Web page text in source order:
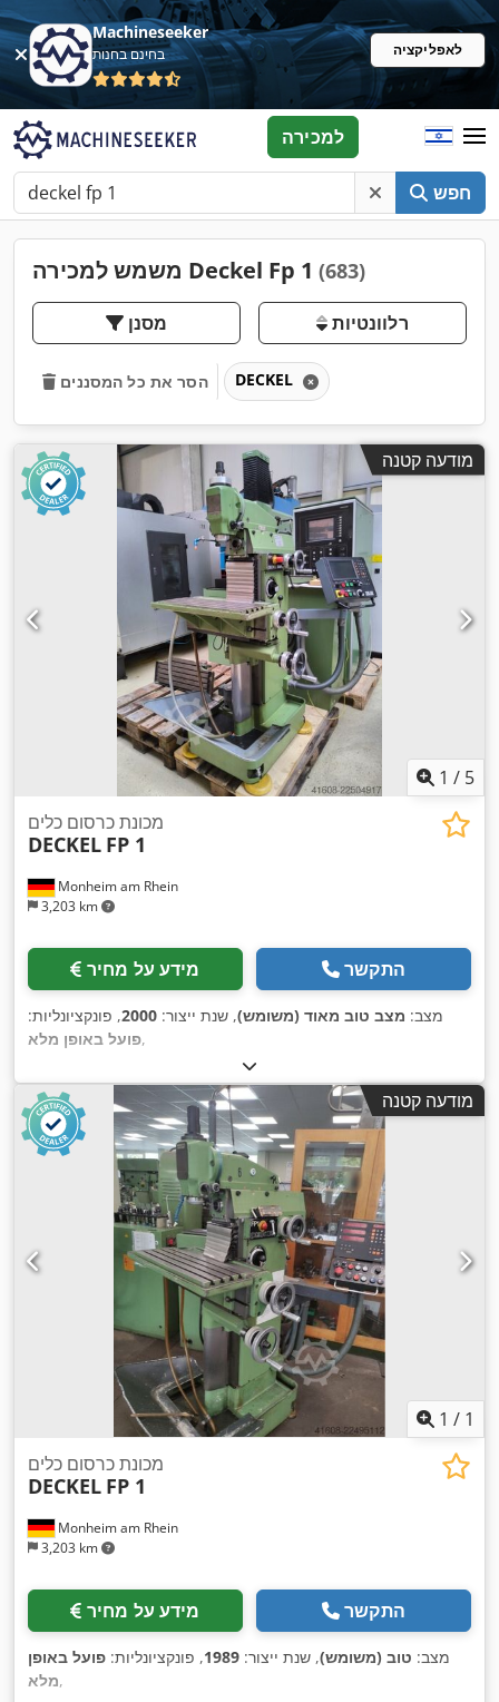
Machineseeker
בחינם בחנות לאפליקציה
חפש
למכירה
משמש למכירה Deckel Fp 1 (683)
מסנן רלוונטיות
הסר את כל המסננים DECKEL
מודעה קטנה
1 / 5
Monheim am Rhein
3,203 km
מכונת כרסום כלים
DECKEL FP 1
מידע על מחיר התקשר
מצב: מצב טוב מאוד (משומש), שנת ייצור: 2000, פונקציונליות:
פועל באופן מלא,
מודעה קטנה
1 / 1
Monheim am Rhein
3,203 km
מכונת כרסום כלים
DECKEL FP 1
מידע על מחיר התקשר
מצב: טוב (משומש), שנת ייצור: 1989, פונקציונליות: פועל באופן
מלא,